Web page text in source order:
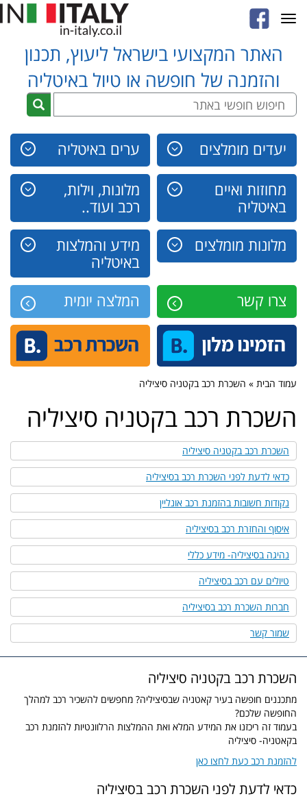
האתר המקצועי בישראל ליעוץ, תכנון
והזמנה של חופשה או טיול באיטליה
יעדים מומלצים ערים באיטליה
מחוזות ואיים
באיטליה
מלונות, וילות,
רכב ועוד..
מלונות מומלצים
מידע והמלצות
באיטליה
צרו קשר
המלצה יומית
Toggle
navigation
עמוד הבית » השכרת רכב בקטניה סיציליה
השכרת רכב בקטניה סיציליה
השכרת רכב בקטניה סיציליה
כדאי לדעת לפני השכרת רכב בסיציליה
נקודות חשובות בהזמנת רכב אונליין
איסוף והחזרת רכב בסיציליה
נהיגה בסיציליה- מידע כללי
טיולים עם רכב בסיציליה
חברות השכרת רכב בסיציליה
שמור קשר
השכרת רכב בקטניה סיציליה
מתכננים חופשה בעיר קאטניה שבסיציליה? מחפשים להשכיר רכב למהלך
החופשה שלכם?
בעמוד זה ריכזנו את המידע המלא ואת ההמלצות הרלוונטיות להזמנת רכב
בקאטניה- סיציליה
להזמנת רכב כעת לחצו כאן
כדאי לדעת לפני השכרת רכב בסיציליה